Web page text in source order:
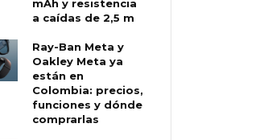
mAh y resistencia
a caídas de 2,5 m
Ray-Ban Meta y
Oakley Meta ya
están en
Colombia: precios,
funciones y dónde
comprarlas